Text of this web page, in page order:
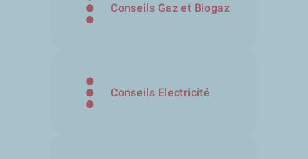
Conseils Gaz et Biogaz
Conseils Electricité